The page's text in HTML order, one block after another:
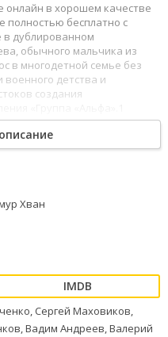
онлайн в хорошем качестве
полностью бесплатно с
в дублированном
обычного мальчика из
в многодетной семье без
военного детства и
создания
(Владикавказ) террористы
учительницу и водителя.
Хван
Сергей Маховиков,
Вадим Андреев, Валерий